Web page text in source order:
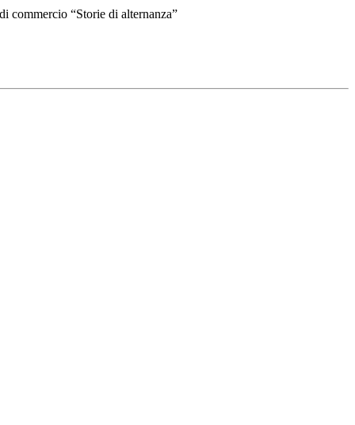
commercio “Storie di alternanza”